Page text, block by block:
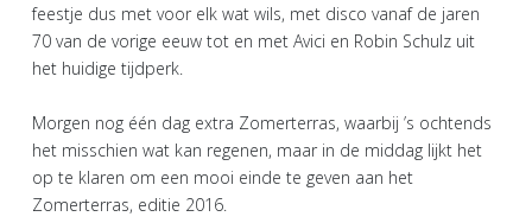
feestje dus met voor elk wat wils, met disco vanaf de jaren
70 van de vorige eeuw tot en met Avici en Robin Schulz uit
het huidige tijdperk.
Morgen nog één dag extra Zomerterras, waarbij ’s ochtends
het misschien wat kan regenen, maar in de middag lijkt het
op te klaren om een mooi einde te geven aan het
Zomerterras, editie 2016.